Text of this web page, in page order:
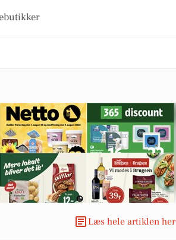
Læs hele artiklen her